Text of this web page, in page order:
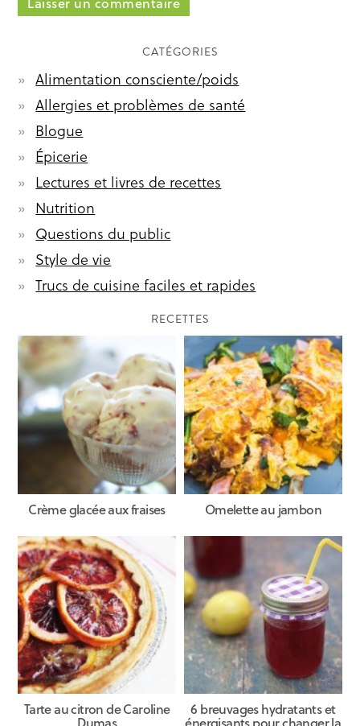
CATÉGORIES
Alimentation consciente/poids
Allergies et problèmes de santé
Blogue
Épicerie
Lectures et livres de recettes
Nutrition
Questions du public
Style de vie
Trucs de cuisine faciles et rapides
RECETTES
Crème glacée aux fraises Omelette au jambon
Tarte au citron de Caroline 6 breuvages hydratants et